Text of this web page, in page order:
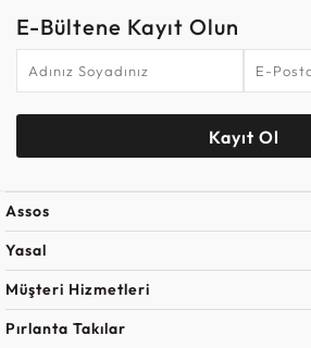
E-Bültene Kayıt Olun
Kayıt Ol
Assos
Yasal
Müşteri Hizmetleri
Pırlanta Takılar